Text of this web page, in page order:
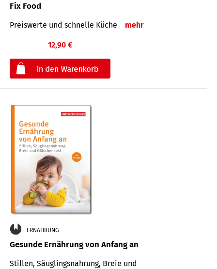
Fix Food
Preiswerte und schnelle Küche mehr
12,90 €
ERNÄHRUNG
Gesunde Ernährung von Anfang an
Stillen, Säuglingsnahrung, Breie und